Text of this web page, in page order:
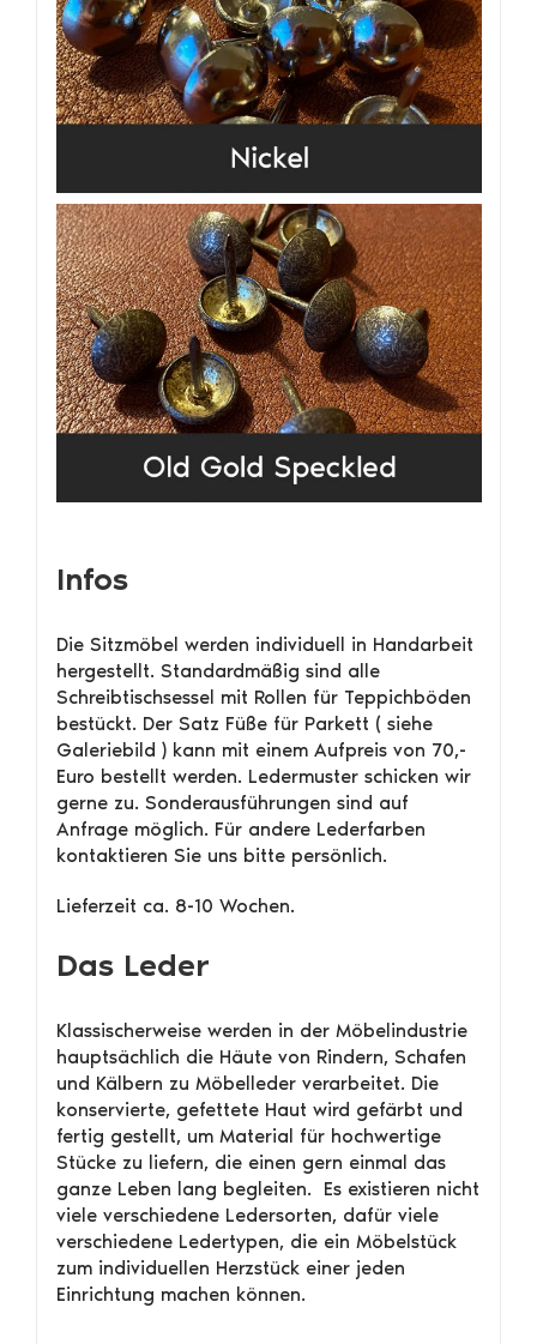
Infos
Die Sitzmöbel werden individuell in Handarbeit
hergestellt. Standardmäßig sind alle
Schreibtischsessel mit Rollen für Teppichböden
bestückt. Der Satz Füße für Parkett ( siehe
Galeriebild ) kann mit einem Aufpreis von 70,-
Euro bestellt werden. Ledermuster schicken wir
gerne zu. Sonderausführungen sind auf
Anfrage möglich. Für andere Lederfarben
kontaktieren Sie uns bitte persönlich.
Lieferzeit ca. 8-10 Wochen.
Das Leder
Klassischerweise werden in der Möbelindustrie
hauptsächlich die Häute von Rindern, Schafen
und Kälbern zu Möbelleder verarbeitet. Die
konservierte, gefettete Haut wird gefärbt und
fertig gestellt, um Material für hochwertige
Stücke zu liefern, die einen gern einmal das
ganze Leben lang begleiten. Es existieren nicht
viele verschiedene Ledersorten, dafür viele
verschiedene Ledertypen, die ein Möbelstück
zum individuellen Herzstück einer jeden
Einrichtung machen können.